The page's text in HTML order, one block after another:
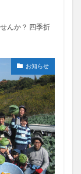
んか？ 四季折
お知らせ